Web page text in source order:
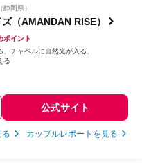
静岡県）
（AMANDAN RISE）
ポイント
チャペルに自然光が入る
る
公式サイト
る カップルレポートを見る